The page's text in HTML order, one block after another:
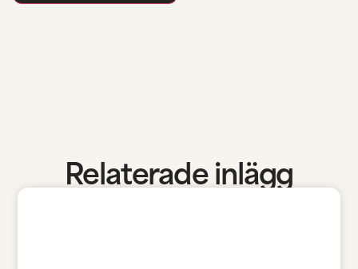
Relaterade inlägg